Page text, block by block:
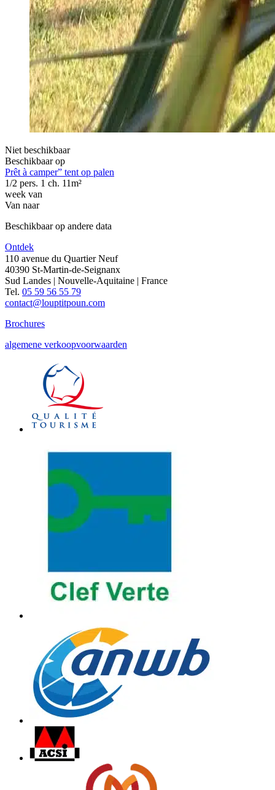
Niet beschikbaar
Beschikbaar op
Prêt à camper” tent op palen
1/2 pers. 1 ch. 11m²
week van
Van naar
Beschikbaar op andere data
Ontdek
110 avenue du Quartier Neuf
40390 St-Martin-de-Seignanx
Sud Landes | Nouvelle-Aquitaine | France
Tel. 05 59 56 55 79
contact@louptitpoun.com
Brochures
algemene verkoopvoorwaarden